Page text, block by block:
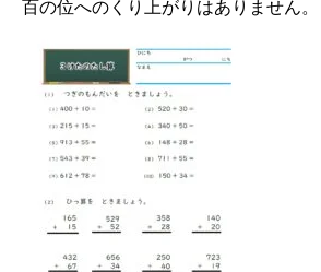
百の位へのくり上がりはありません。